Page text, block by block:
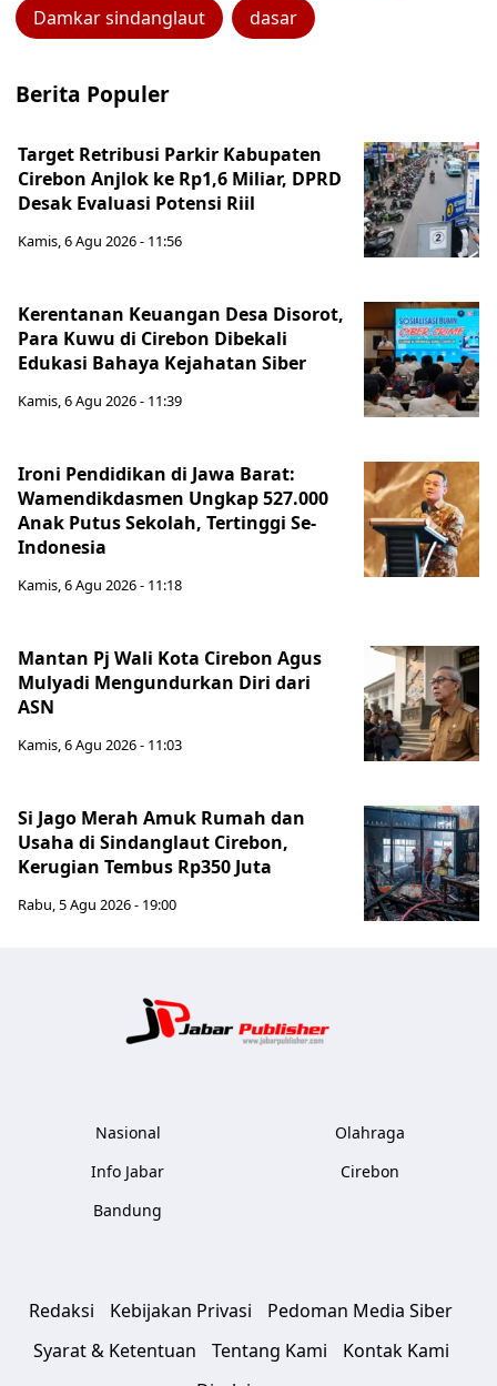
Damkar sindanglaut dasar
Berita Populer
Target Retribusi Parkir Kabupaten
Cirebon Anjlok ke Rp1,6 Miliar, DPRD
Desak Evaluasi Potensi Riil
Kamis, 6 Agu 2026 - 11:56
Kerentanan Keuangan Desa Disorot,
Para Kuwu di Cirebon Dibekali
Edukasi Bahaya Kejahatan Siber
Kamis, 6 Agu 2026 - 11:39
Ironi Pendidikan di Jawa Barat:
Wamendikdasmen Ungkap 527.000
Anak Putus Sekolah, Tertinggi Se-
Indonesia
Kamis, 6 Agu 2026 - 11:18
Mantan Pj Wali Kota Cirebon Agus
Mulyadi Mengundurkan Diri dari
ASN
Kamis, 6 Agu 2026 - 11:03
Si Jago Merah Amuk Rumah dan
Usaha di Sindanglaut Cirebon,
Kerugian Tembus Rp350 Juta
Rabu, 5 Agu 2026 - 19:00
Nasional
Info Jabar
Bandung
Olahraga
Cirebon
Redaksi Kebijakan Privasi
Pedoman Media Siber
Syarat & Ketentuan
Tentang Kami
Kontak Kami